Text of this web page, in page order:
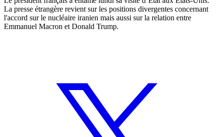
La presse étrangère revient sur les positions divergentes concernant
l'accord sur le nucléaire iranien mais aussi sur la relation entre
Emmanuel Macron et Donald Trump.